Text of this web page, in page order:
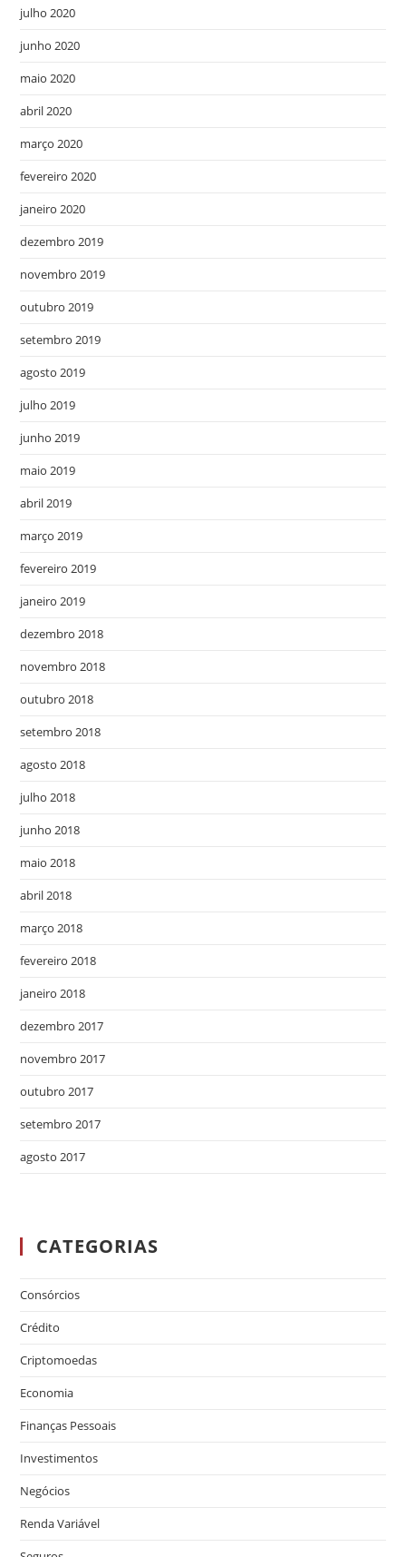
julho 2020
junho 2020
maio 2020
abril 2020
março 2020
fevereiro 2020
janeiro 2020
dezembro 2019
novembro 2019
outubro 2019
setembro 2019
agosto 2019
julho 2019
junho 2019
maio 2019
abril 2019
março 2019
fevereiro 2019
janeiro 2019
dezembro 2018
novembro 2018
outubro 2018
setembro 2018
agosto 2018
julho 2018
junho 2018
maio 2018
abril 2018
março 2018
fevereiro 2018
janeiro 2018
dezembro 2017
novembro 2017
outubro 2017
setembro 2017
agosto 2017
CATEGORIAS
Consórcios
Crédito
Criptomoedas
Economia
Finanças Pessoais
Investimentos
Negócios
Renda Variável